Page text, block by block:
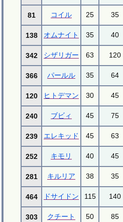
81 コイル 25 35
138 オムナイト 35 40
342 シザリガー 63 120
366 パールル 35 64
120 ヒトデマン 30 45
240 ブビィ 45 75
239 エレキッド 45 63
252 キモリ 40 45
281 キルリア 38 35
464 ドサイドン 115 140
303 クチート 50 85